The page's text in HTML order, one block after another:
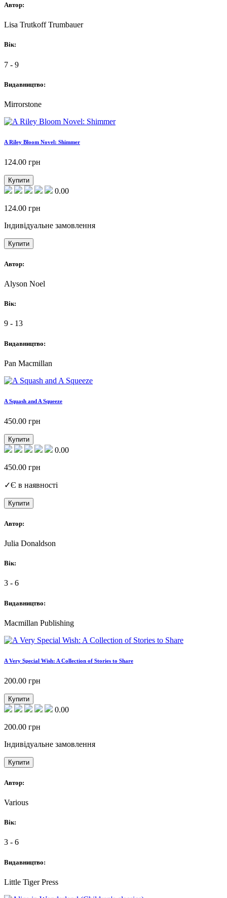
Автор:
Lisa Trutkoff Trumbauer
Вік:
7 - 9
Видавництво:
Mirrorstone
A Riley Bloom Novel: Shimmer
124.00 грн
Купити
0.00
124.00 грн
Індивідуальне замовлення
Купити
Автор:
Alyson Noel
Вік:
9 - 13
Видавництво:
Pan Macmillan
A Squash and A Squeeze
450.00 грн
Купити
0.00
450.00 грн
✓Є в наявності
Купити
Автор:
Julia Donaldson
Вік:
3 - 6
Видавництво:
Macmillan Publishing
A Very Special Wish: A Collection of Stories to Share
200.00 грн
Купити
0.00
200.00 грн
Індивідуальне замовлення
Купити
Автор:
Various
Вік:
3 - 6
Видавництво:
Little Tiger Press